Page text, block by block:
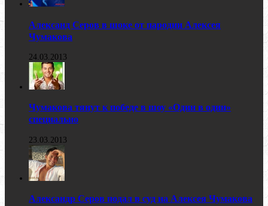
Александ Серов в шоке от пародии Алексея
Чумакова
24.03.2013
Чумакова тянут к победе в шоу «Один в один»
специально
23.03.2013
Александр Серов подал в суд на Алексея Чумакова